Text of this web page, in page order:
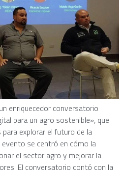
enriquecedor conversatorio
para un agro sostenible», que
explorar el futuro de la
se centró en cómo la
el sector agro y mejorar la
El conversatorio contó con la